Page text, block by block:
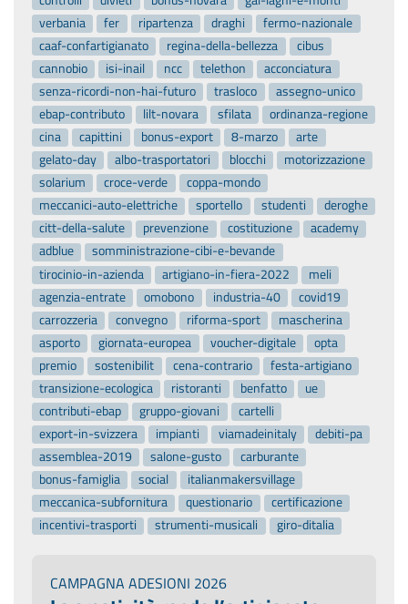
verbania
fer ripartenza draghi
fermo-nazionale
caaf-confartigianato
regina-della-bellezza
cibus
cannobio
isi-inail ncc telethon
acconciatura
senza-ricordi-non-hai-futuro
trasloco
assegno-unico
ebap-contributo
lilt-novara sfilata
ordinanza-regione
cina
capittini bonus-export 8-marzo
arte
gelato-day
albo-trasportatori blocchi
motorizzazione
solarium
croce-verde
coppa-mondo
meccanici-auto-elettriche
sportello studenti
deroghe
citt-della-salute
prevenzione costituzione
academy
adblue
somministrazione-cibi-e-bevande
tirocinio-in-azienda
artigiano-in-fiera-2022
meli
agenzia-entrate
omobono industria-40
covid19
carrozzeria
convegno riforma-sport
mascherina
asporto
giornata-europea voucher-digitale
opta
premio
sostenibilit cena-contrario
festa-artigiano
transizione-ecologica
ristoranti benfatto
ue
contributi-ebap
gruppo-giovani
cartelli
export-in-svizzera
impianti viamadeinitaly
debiti-pa
assemblea-2019
salone-gusto
carburante
bonus-famiglia
social
italianmakersvillage
meccanica-subfornitura
questionario
certificazione
incentivi-trasporti
strumenti-musicali giro-ditalia
CAMPAGNA ADESIONI 2026